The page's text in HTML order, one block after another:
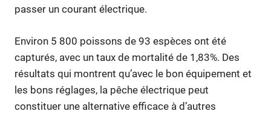
passer un courant électrique.
Environ 5 800 poissons de 93 espèces ont été
capturés, avec un taux de mortalité de 1,83%. Des
résultats qui montrent qu’avec le bon équipement et
les bons réglages, la pêche électrique peut
constituer une alternative efficace à d’autres